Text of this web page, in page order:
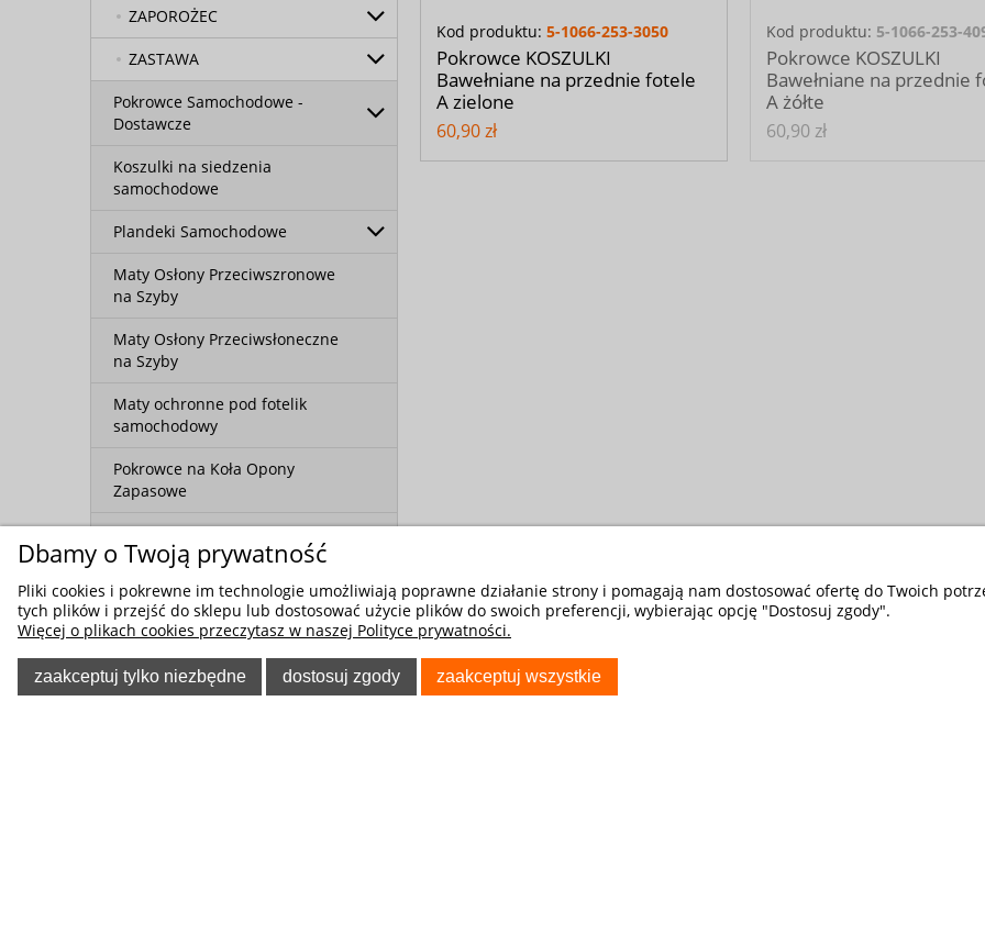
ZAPOROŻEC
ZASTAWA
Pokrowce Samochodowe -
Dostawcze
Koszulki na siedzenia
samochodowe
Plandeki Samochodowe
Maty Osłony Przeciwszronowe
na Szyby
Maty Osłony Przeciwsłoneczne
na Szyby
Maty ochronne pod fotelik
samochodowy
Pokrowce na Koła Opony
Zapasowe
kota
Akcesoria Samochodowe
Pokrowce Ochronne i Serwisowe
Kod produktu: 5-1066-253-3050
Pokrowce KOSZULKI
Bawełniane na przednie fotele
A zielone
60,90 zł
Kod produktu: 5-1066-253-
Pokrowce KOSZULKI
Bawełniane na przednie
A żółte
60,90 zł
Dbamy o Twoją prywatność
Pliki cookies i pokrewne im technologie umożliwiają poprawne działanie strony i pomagają nam dostosować ofertę do Twoich
tych plików i przejść do sklepu lub dostosować użycie plików do swoich preferencji, wybierając opcję "Dostosuj zgody".
Więcej o plikach cookies przeczytasz w naszej Polityce prywatności.
zaakceptuj tylko niezbędne dostosuj zgody zaakceptuj wszystkie